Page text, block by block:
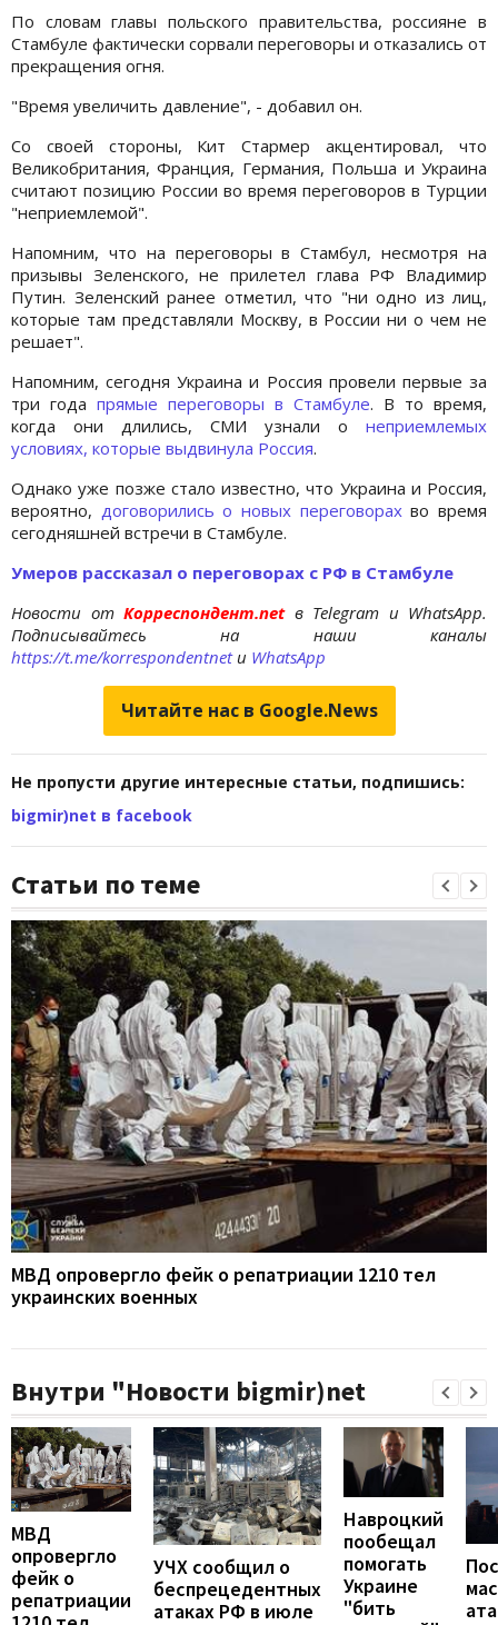
По словам главы польского правительства, россияне в
Стамбуле фактически сорвали переговоры и отказались от
прекращения огня.
"Время увеличить давление", - добавил он.
Со своей стороны, Кит Стармер акцентировал, что
Великобритания, Франция, Германия, Польша и Украина
считают позицию России во время переговоров в Турции
"неприемлемой".
Напомним, что на переговоры в Стамбул, несмотря на
призывы Зеленского, не прилетел глава РФ Владимир
Путин. Зеленский ранее отметил, что "ни одно из лиц,
которые там представляли Москву, в России ни о чем не
решает".
Напомним, сегодня Украина и Россия провели первые за
три года прямые переговоры в Стамбуле. В то время,
когда они длились, СМИ узнали о неприемлемых
условиях, которые выдвинула Россия.
Однако уже позже стало известно, что Украина и Россия,
вероятно, договорились о новых переговорах во время
сегодняшней встречи в Стамбуле.
Умеров рассказал о переговорах с РФ в Стамбуле
Новости отКорреспондент.net в Telegram и WhatsApp.
Подписывайтесь на наши каналы
https://t.me/korrespondentnetи WhatsApp
Читайте нас в Google.News
Не пропусти другие интересные статьи, подпишись:
bigmir)net в facebook
Статьи по теме
МВД опровергло фейк о репатриации 1210 тел
украинских военных
Внутри "Новости bigmir)net
МВД
опровергло
фейк о
репатриации
УЧХ сообщил о
беспрецедентных
атаках РФ в июле
Навроцкий
пообещал
помогать
Украине
"бить